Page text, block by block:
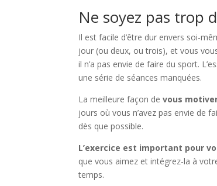
Ne soyez pas trop
Il est facile d’être dur envers soi-
jour (ou deux, ou trois), et vous
il n’a pas envie de faire du sport.
une série de séances manquées.
La meilleure façon devous
jours où vous n’avez pas envie de
dès que possible.
L’exercice est important pour
que vous aimez et intégrez-la à
temps.